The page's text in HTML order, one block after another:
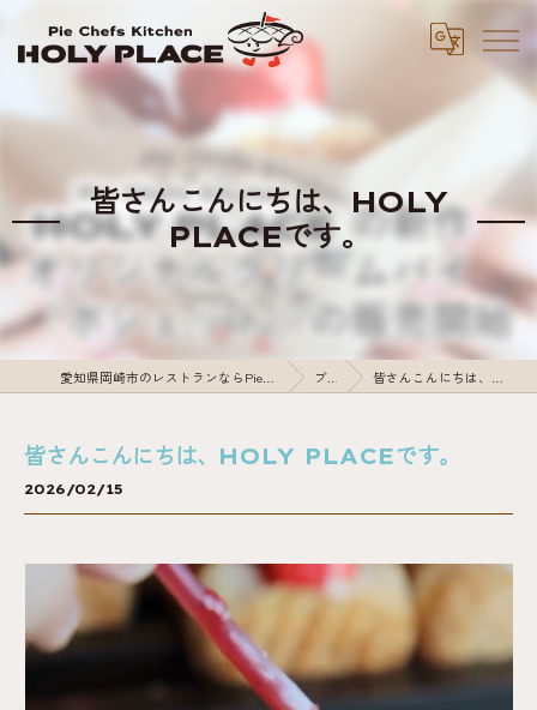
皆さんこんにちは、HOLY
PLACEです。
愛知県岡崎市のレストランならPie Chefs Kitchen HOLY PLACE ブログ 皆さんこんにちは、HOLY PLACEです。
皆さんこんにちは、HOLY PLACEです。
2026/02/15